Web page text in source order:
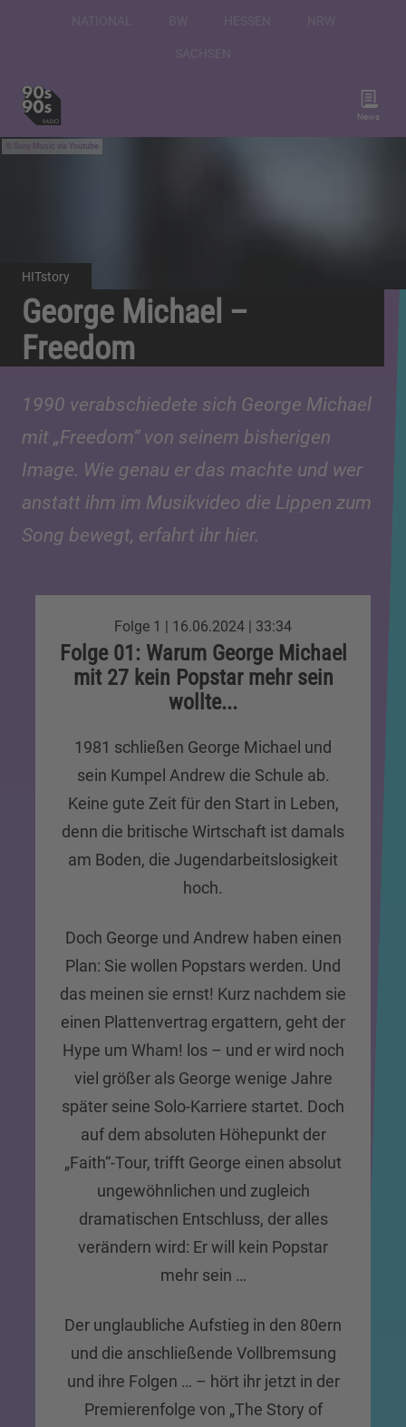
News
Sony Music via Youtube
HITstory
George Michael –
Freedom
1990 verabschiedete sich George Michael
mit „Freedom“ von seinem bisherigen
Image. Wie genau er das machte und wer
anstatt ihm im Musikvideo die Lippen zum
Song bewegt, erfahrt ihr hier.
Folge 1 | 16.06.2024 | 33:34
Folge 01: Warum George Michael
mit 27 kein Popstar mehr sein
wollte...
1981 schließen George Michael und
sein Kumpel Andrew die Schule ab.
Keine gute Zeit für den Start in Leben,
denn die britische Wirtschaft ist damals
am Boden, die Jugendarbeitslosigkeit
hoch.
Doch George und Andrew haben einen
Plan: Sie wollen Popstars werden. Und
das meinen sie ernst! Kurz nachdem sie
einen Plattenvertrag ergattern, geht der
Hype um Wham! los – und er wird noch
viel größer als George wenige Jahre
später seine Solo-Karriere startet. Doch
auf dem absoluten Höhepunkt der
„Faith“-Tour, trifft George einen absolut
ungewöhnlichen und zugleich
dramatischen Entschluss, der alles
verändern wird: Er will kein Popstar
mehr sein …
Der unglaubliche Aufstieg in den 80ern
und die anschließende Vollbremsung
und ihre Folgen … – hört ihr jetzt in der
Premierenfolge von „The Story of